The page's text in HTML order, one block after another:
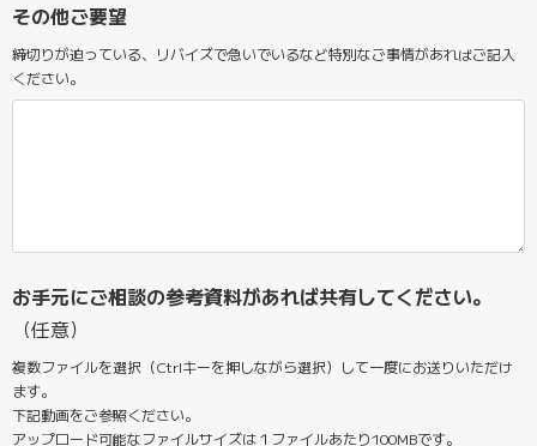
その他ご要望
締切りが迫っている、リバイズで急いでいるなど特別なご事情があればご記入
ください。
お手元にご相談の参考資料があれば共有してください。
（任意）
複数ファイルを選択（Ctrlキーを押しながら選択）して一度にお送りいただけ
ます。
下記動画をご参照ください。
アップロード可能なファイルサイズは１ファイルあたり100MBです。